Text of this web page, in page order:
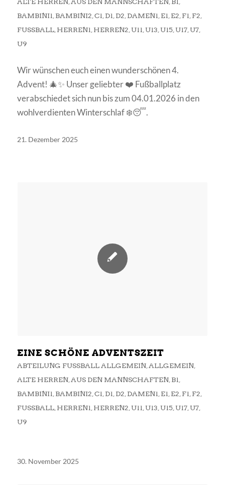
ALTE HERREN,AUS DEN MANNSCHAFTEN,B1,
BAMBINI1,BAMBINI2,C1,D1,D2,DAMEN1,E1,E2,F1,F2,
FUSSBALL ,HERREN1,HERREN2,U11,U13,U15,U17,U7,
U9
Wir wünschen euch einen wunderschönen 4.
Advent! 🎄✨ Unser geliebter ❤️ Fußballplatz
verabschiedet sich nun bis zum 04.01.2026 in den
wohlverdienten Winterschlaf ❄️😴.
21. Dezember 2025
EINE SCHÖNE ADVENTSZEIT
ABTEILUNG FUSSBALL ALLGEMEIN ,ALLGEMEIN,
ALTE HERREN,AUS DEN MANNSCHAFTEN,B1,
BAMBINI1,BAMBINI2,C1,D1,D2,DAMEN1,E1,E2,F1,F2,
FUSSBALL ,HERREN1,HERREN2,U11,U13,U15,U17,U7,
U9
30. November 2025